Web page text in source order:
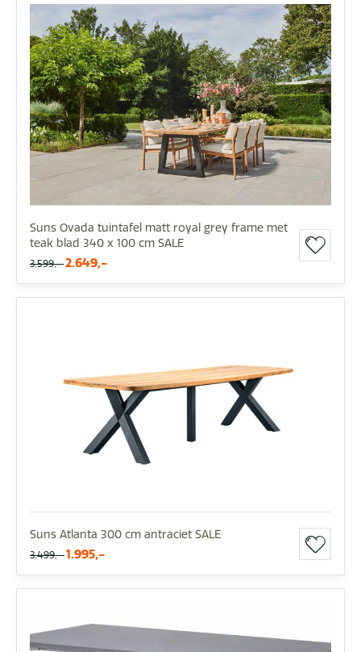
Suns Ovada tuintafel matt royal grey frame met
teak blad 340 x 100 cm SALE
3.599,- 2.649,-
Suns Atlanta 300 cm antraciet SALE
3.499,- 1.995,-